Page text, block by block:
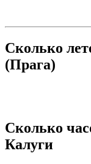
Сколько
(Прага)
Сколько
Калуги